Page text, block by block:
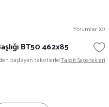
Yorumlar (0)
BT50 462x85
den başlayan taksitlerle!Taksit Seçenekleri